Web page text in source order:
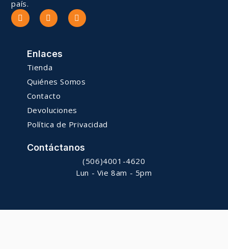
país.
Enlaces
Tienda
Quiénes Somos
Contacto
Devoluciones
Política de Privacidad
Contáctanos
(506)4001-4620
Lun - Vie 8am - 5pm